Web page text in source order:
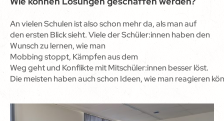
An vielen Schulen ist also schon mehr da, als man auf
den ersten Blick sieht. Viele der Schüler:innen haben den
Wunsch zu lernen, wie man
Mobbing stoppt, Kämpfen aus dem
Weg geht und Konflikte mit Mitschüler:innen besser löst.
Die meisten haben auch schon Ideen, wie man reagieren